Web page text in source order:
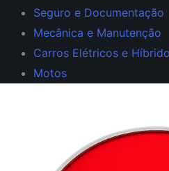
Seguro e Documentação
Mecânica e Manutenção
Carros Elétricos e
Motos